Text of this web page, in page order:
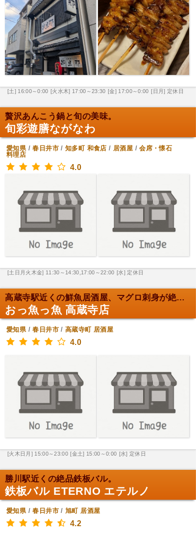
[土] 16:00～0:00 [火水木] 17:00～23:30 [金] 17:00～0:00 [日月] 定休日
贅沢あんこう鍋と旬の美味。
旬彩遊膳ながなわ
愛知県/春日井市/知多町 和食店 / 居酒屋 /会席・懐石
料理店
4.0
[土日月火木金] 11:30～14:30,17:00～22:00 [水] 定休日
高蔵寺駅近くの鮮魚居酒屋、マグロ刺身が絶品！
おっ魚っ魚 高蔵寺店
愛知県/春日井市/高蔵寺町 居酒屋
4.0
[火木日月] 15:00～23:00 [金土] 15:00～0:00 [水] 定休日
勝川駅近くの絶品鉄板バル。
鉄板バル ETERNO エテルノ
愛知県/春日井市/旭町 居酒屋
4.2